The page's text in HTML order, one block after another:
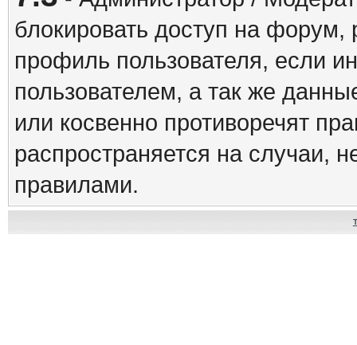
блокировать доступ на форум,
профиль пользователя, если
пользователем, а так же
или косвенно противоречят
распространяется на случаи,
правилами.